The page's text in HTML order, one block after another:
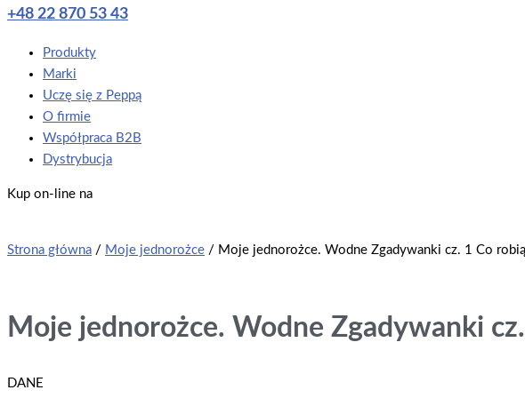
+48 22 870 53 43
Main
Menu
Produkty
Marki
Uczę się z Peppą
O firmie
Współpraca B2B
Dystrybucja
Kup on-line na
Strona główna / Moje jednorożce / Moje jednorożce. Wodne Zgadywanki cz. 1 Co
Moje jednorożce. Wodne Zgadywanki
DANE